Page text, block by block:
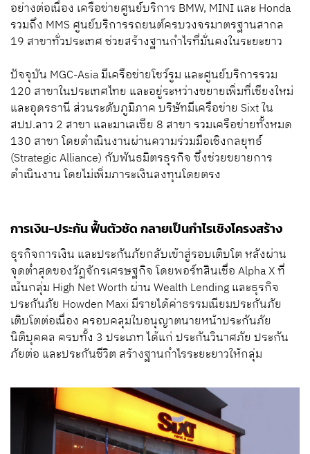
อย่างต่อเนื่อง เครือข่ายศูนย์บริการ BMW, MINI และ Honda
รวมถึง MMS ศูนย์บริการรถยนต์ครบวงจรมาตรฐานสากล
19 สาขาทั่วประเทศ ช่วยสร้างฐานกำไรที่มั่นคงในระยะยาว
ปัจจุบัน MGC-Asia มีเครือข่ายโชว์รูม และศูนย์บริการรวม
120 สาขาในประเทศไทย และอยู่ระหว่างขยายเพิ่มที่เชียงใหม่
และอุดรธานี ส่วนระดับภูมิภาค บริษัทมีเครือข่าย Sixt ใน
สปป.ลาว 2 สาขา และมาเลเซีย 8 สาขา รวมเครือข่ายทั้งหมด
130 สาขา โดยดำเนินงานผ่านความร่วมมือเชิงกลยุทธ์
(Strategic Alliance) กับพันธมิตรธุรกิจ ซึ่งช่วยขยายการ
ดำเนินงาน โดยไม่เพิ่มภาระเงินลงทุนโดยตรง
การเงิน-ประกัน ฟื้นตัวชัด กลายเป็นกำไรเชิงโครงสร้าง
ธุรกิจการเงิน และประกันภัยกลับเข้าสู่รอบเติบโต หลังผ่าน
จุดต่ำสุดของวัฏจักรเศรษฐกิจ โดยพอร์ทสินเชื่อ Alpha X ที่
เน้นกลุ่ม High Net Worth ผ่าน Wealth Lending และธุรกิจ
ประกันภัย Howden Maxi มีรายได้ค่าธรรมเนียมประกันภัย
เติบโตต่อเนื่อง ครอบคลุมใบอนุญาตนายหน้าประกันภัย
นิติบุคคล ครบทั้ง 3 ประเภท ได้แก่ ประกันวินาศภัย ประกัน
ภัยต่อ และประกันชีวิต สร้างฐานกำไรระยะยาวให้กลุ่ม